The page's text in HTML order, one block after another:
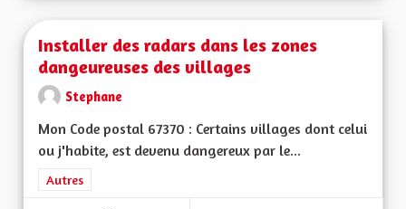
Installer des radars dans les zones
dangeureuses des villages
Stephane
Mon Code postal 67370 : Certains villages dont celui
ou j'habite, est devenu dangereux par le...
Filtrer les résultats de la catégorie : Autres
Autres